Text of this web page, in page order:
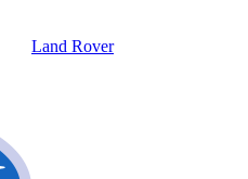
Land Rover